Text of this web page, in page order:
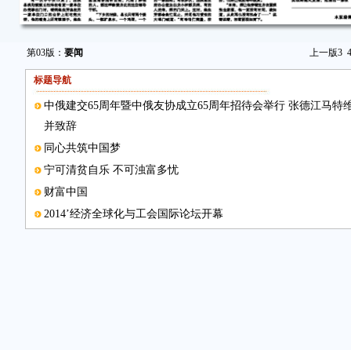
第03版： 要闻 上一版3 4
标题导航
中俄建交65周年暨中俄友协成立65周年招待会举行 张德江马特
并致辞
同心共筑中国梦
宁可清贫自乐 不可浊富多忧
财富中国
2014’经济全球化与工会国际论坛开幕